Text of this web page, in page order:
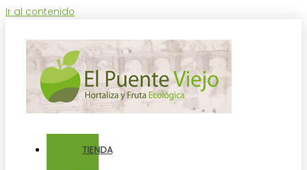
Ir al contenido
TIENDA